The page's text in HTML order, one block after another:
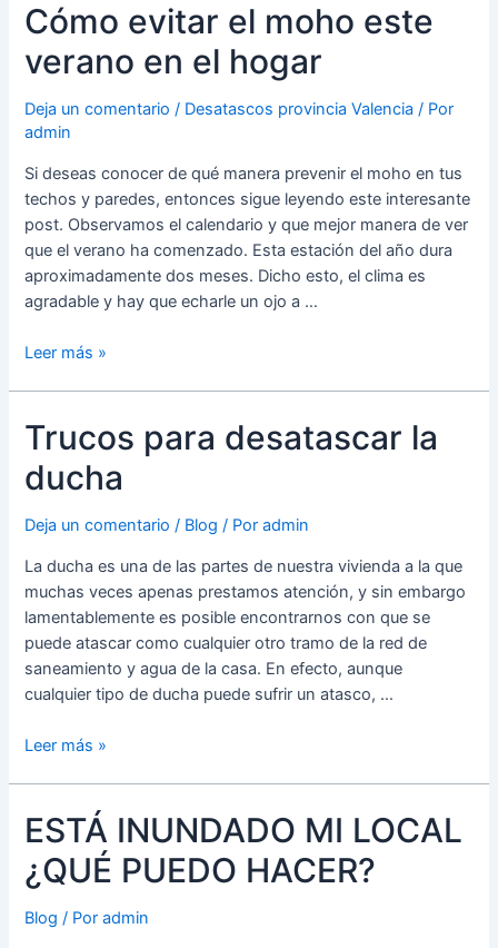
Cómo evitar el moho este
verano en el hogar
Deja un comentario / Desatascos provincia Valencia / Por
admin
Si deseas conocer de qué manera prevenir el moho en tus
techos y paredes, entonces sigue leyendo este interesante
post. Observamos el calendario y que mejor manera de ver
que el verano ha comenzado. Esta estación del año dura
aproximadamente dos meses. Dicho esto, el clima es
agradable y hay que echarle un ojo a …
Cómo
moho
este
verano
el
hogar
Leer más »
Trucos para desatascar la
ducha
Deja un comentario / Blog / Poradmin
La ducha es una de las partes de nuestra vivienda a la que
muchas veces apenas prestamos atención, y sin embargo
lamentablemente es posible encontrarnos con que se
puede atascar como cualquier otro tramo de la red de
saneamiento y agua de la casa. En efecto, aunque
cualquier tipo de ducha puede sufrir un atasco, …
Trucos
la
ducha
Leer más »
ESTÁ INUNDADO MI LOCAL
¿QUÉ PUEDO HACER?
Blog / Poradmin